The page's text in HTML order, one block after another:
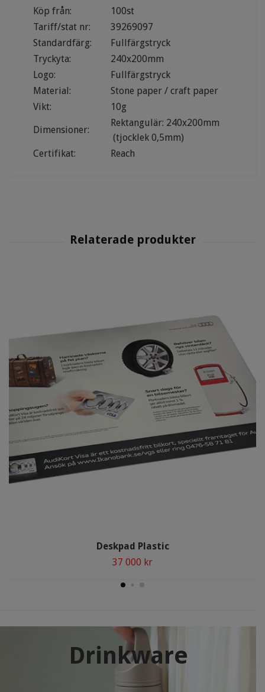
Drinkware
Köp från:
100st
Tariff/stat nr:
39269097
Standardfärg:
Fullfärgstryck
Tryckyta:
240x200mm
Logo:
Fullfärgstryck
Material:
Stone paper / craft paper
Vikt:
10g
Dimensioner:
Rektangulär: 240x200mm
(tjocklek 0,5mm)
Certifikat:
Reach
Deskpad Plastic
37 000 kr